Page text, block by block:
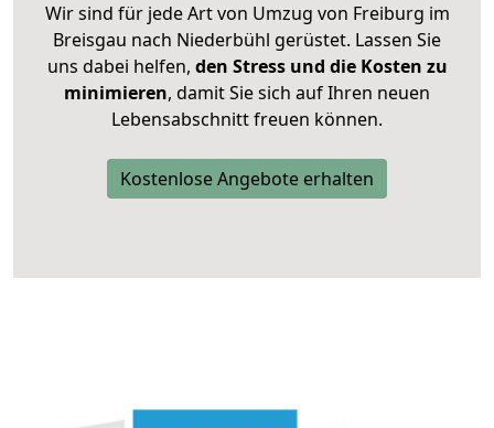
Wir sind für jede Art von Umzug von Freiburg im
Breisgau nach Niederbühl gerüstet. Lassen Sie
uns dabei helfen, den Stress und die Kosten zu
minimieren, damit Sie sich auf Ihren neuen
Lebensabschnitt freuen können.
Kostenlose Angebote erhalten